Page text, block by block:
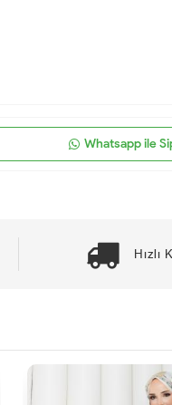
Whatsapp ile
Hızlı